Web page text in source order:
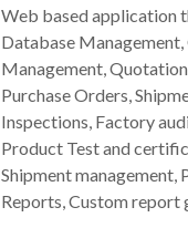
Web based application
Database
Management,
Purchase Orders,
Inspections, Factory
Product Test and
Shipment management,
Reports, Custom report